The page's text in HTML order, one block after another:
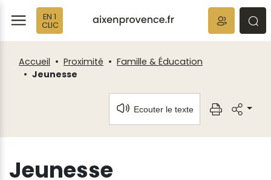
EN 1
CLIC
Accueil Proximité
Famille & Éducation
Jeunesse
Ecouter le texte
Jeunesse
Fenêtre
de
chat
Panneau de gestion des cookies